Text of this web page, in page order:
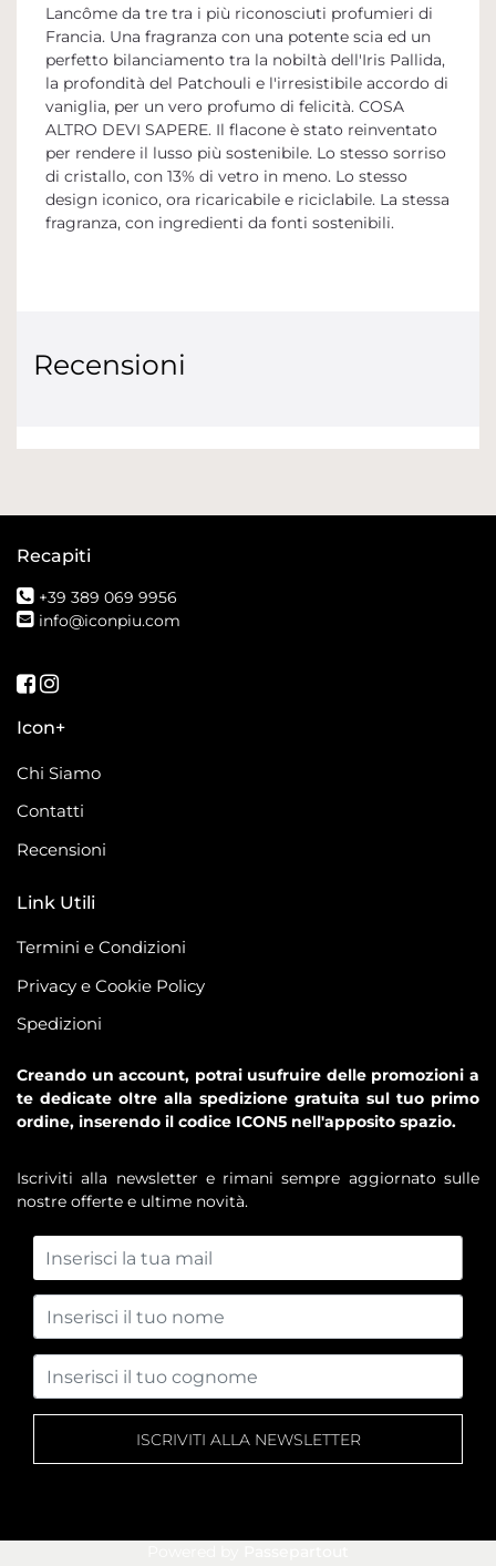
Lancôme da tre tra i più riconosciuti profumieri di
Francia. Una fragranza con una potente scia ed un
perfetto bilanciamento tra la nobiltà dell'Iris Pallida,
la profondità del Patchouli e l'irresistibile accordo di
vaniglia, per un vero profumo di felicità. COSA
ALTRO DEVI SAPERE. Il flacone è stato reinventato
per rendere il lusso più sostenibile. Lo stesso sorriso
di cristallo, con 13% di vetro in meno. Lo stesso
design iconico, ora ricaricabile e riciclabile. La stessa
fragranza, con ingredienti da fonti sostenibili.
Recensioni
Recapiti
+39 389 069 9956
info@iconpiu.com
Seguici su Facebook
Seguici su Instagram
Icon+
Chi Siamo
Contatti
Recensioni
Link Utili
Termini e Condizioni
Privacy e Cookie Policy
Spedizioni
Creando un account, potrai usufruire delle promozioni a
te dedicate oltre alla spedizione gratuita sul tuo primo
ordine, inserendo il codice ICON5 nell'apposito spazio.
Iscriviti alla newsletter e rimani sempre aggiornato sulle
nostre offerte e ultime novità.